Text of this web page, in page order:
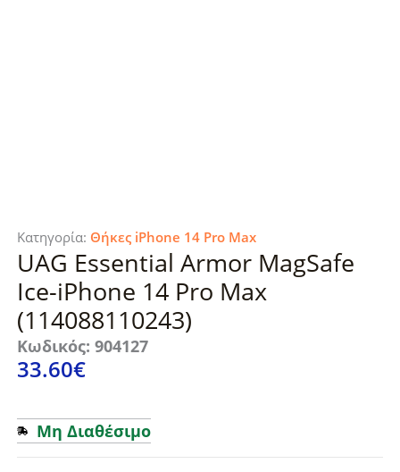
Κατηγορία: Θήκες iPhone 14 Pro Max
UAG Essential Armor MagSafe
Ice-iPhone 14 Pro Max
(114088110243)
Κωδικός: 904127
33.60€
Μη Διαθέσιμο